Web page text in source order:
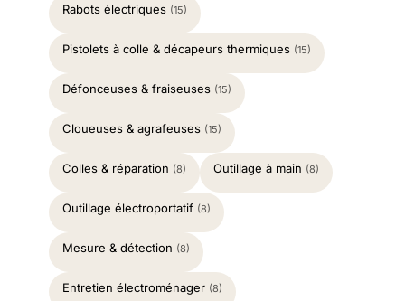
Rabots électriques (15)
Pistolets à colle & décapeurs thermiques (15)
Défonceuses & fraiseuses (15)
Cloueuses & agrafeuses (15)
Colles & réparation (8) Outillage à main (8)
Outillage électroportatif (8)
Mesure & détection (8)
Entretien électroménager (8)